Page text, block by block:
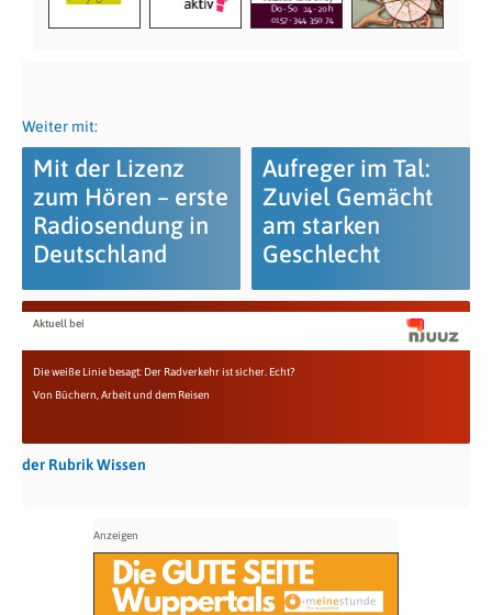
Weiter mit:
Mit der Lizenz
zum Hören – erste
Radiosendung in
Deutschland
Aufreger im Tal:
Zuviel Gemächt
am starken
Geschlecht
Aktuell bei
Die weiße Linie besagt: Der Radverkehr ist sicher. Echt?
Von Büchern, Arbeit und dem Reisen
der Rubrik Wissen